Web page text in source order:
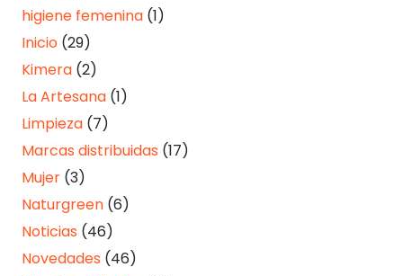
higiene femenina (1)
Inicio (29)
Kimera (2)
La Artesana (1)
Limpieza (7)
Marcas distribuidas (17)
Mujer (3)
Naturgreen (6)
Noticias (46)
Novedades (46)